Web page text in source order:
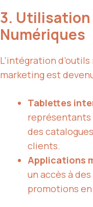
3.
Numériques
L’intégration
marketing est
Tablettes
représentants
des
clients.
Applications
un accès à
promotions